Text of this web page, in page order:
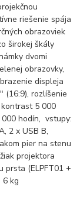
riešenie spája
obrazoviek
širokej škály
dvomi
obrazovky,
displeja
(16:9), rozlíšenie
5 000
hodín, vstupy:
2 x USB B,
pier na stenu
projektora
prsta (ELPFT01 +
6 kg